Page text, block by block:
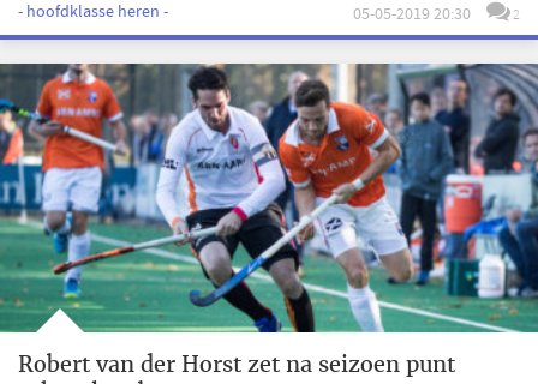
- hoofdklasse heren - 05-05-2019 20:30 2
Robert van der Horst zet na seizoen punt